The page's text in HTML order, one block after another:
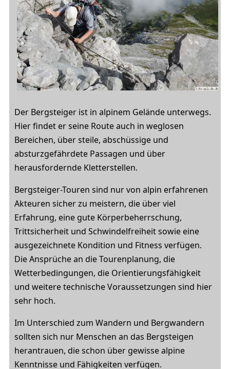
Der Bergsteiger ist in alpinem Gelände unterwegs.
Hier findet er seine Route auch in weglosen
Bereichen, über steile, abschüssige und
absturzgefährdete Passagen und über
herausfordernde Kletterstellen.
Bergsteiger-Touren sind nur von alpin erfahrenen
Akteuren sicher zu meistern, die über viel
Erfahrung, eine gute Körperbeherrschung,
Trittsicherheit und Schwindelfreiheit sowie eine
ausgezeichnete Kondition und Fitness verfügen.
Die Ansprüche an die Tourenplanung, die
Wetterbedingungen, die Orientierungsfähigkeit
und weitere technische Voraussetzungen sind hier
sehr hoch.
Im Unterschied zum Wandern und Bergwandern
sollten sich nur Menschen an das Bergsteigen
herantrauen, die schon über gewisse alpine
Kenntnisse und Fähigkeiten verfügen.